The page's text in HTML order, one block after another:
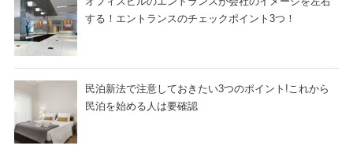
する！エントランスのチェックポイント3つ！
民泊新法で注意しておきたい3つのポイント!これから
民泊を始める人は要確認